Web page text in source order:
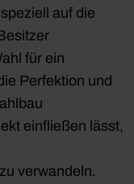
auf die
für ein
Perfektion und
einfließen lässt,
zu verwandeln.